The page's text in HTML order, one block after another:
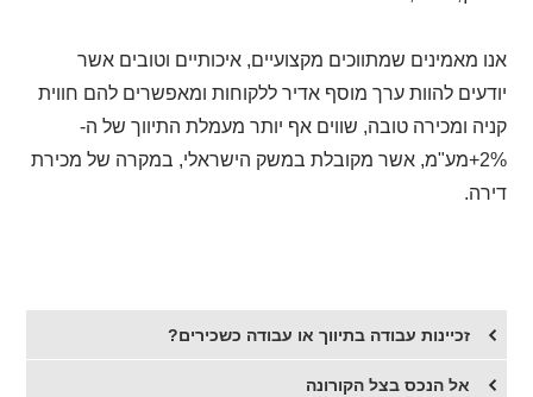
אנו מאמינים שמתווכים מקצועיים, איכותיים וטובים אשר
יודעים להוות ערך מוסף אדיר ללקוחות ומאפשרים להם חווית
קניה ומכירה טובה, שווים אף יותר מעמלת התיווך של ה-
2%+מע"מ, אשר מקובלת במשק הישראלי, במקרה של מכירת
דירה.
זכיינות עבודה בתיווך או עבודה כשכירים?
אל הנכס בצל הקורונה